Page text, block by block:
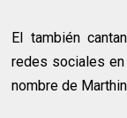
El también
redes sociales en
nombre de